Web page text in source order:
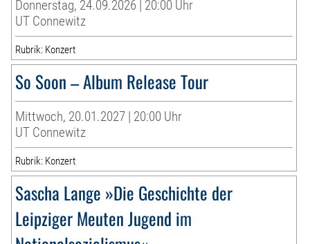
Donnerstag, 24.09.2026 | 20:00 Uhr
UT Connewitz
Rubrik: Konzert
So Soon – Album Release Tour
Mittwoch, 20.01.2027 | 20:00 Uhr
UT Connewitz
Rubrik: Konzert
Sascha Lange »Die Geschichte der
Leipziger Meuten Jugend im